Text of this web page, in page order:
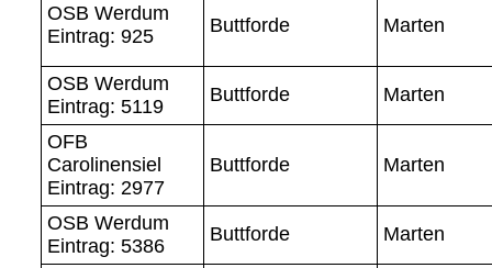
OSB Werdum
Eintrag: 925
Buttforde Marten
OSB Werdum
Eintrag: 5119
Buttforde Marten
OFB
Carolinensiel
Eintrag: 2977
Buttforde Marten
OSB Werdum
Eintrag: 5386
Buttforde Marten